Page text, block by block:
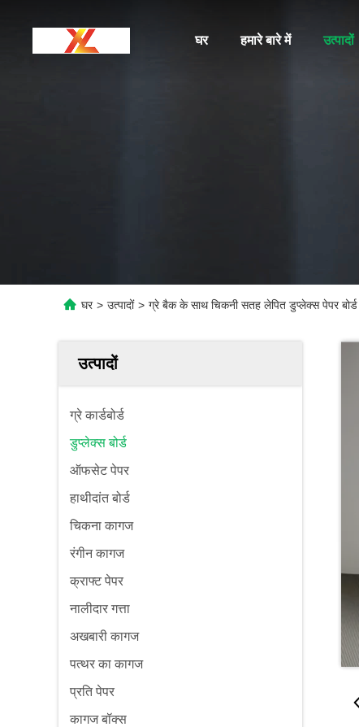
घर हमारे बारे में उत्पादों
घर > उत्पादों > ग्रे बैक के साथ चिकनी सतह लेपित डुप्लेक्स पेपर
उत्पादों
ग्रे कार्डबोर्ड
डुप्लेक्स बोर्ड
ऑफसेट पेपर
हाथीदांत बोर्ड
चिकना कागज
रंगीन कागज
क्राफ्ट पेपर
नालीदार गत्ता
अखबारी कागज
पत्थर का कागज
प्रति पेपर
कागज बॉक्स